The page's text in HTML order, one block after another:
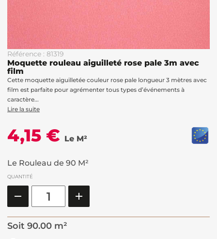
Référence : 81319
Moquette rouleau aiguilleté rose pale 3m avec
film
Cette moquette aiguilletée couleur rose pale longueur 3 mètres avec
film est parfaite pour agrémenter tous types d’événements à
caractère...
Lire la suite
4,15 € Le M²
Le Rouleau de 90 M²
QUANTITÉ
Soit 90.00 m²